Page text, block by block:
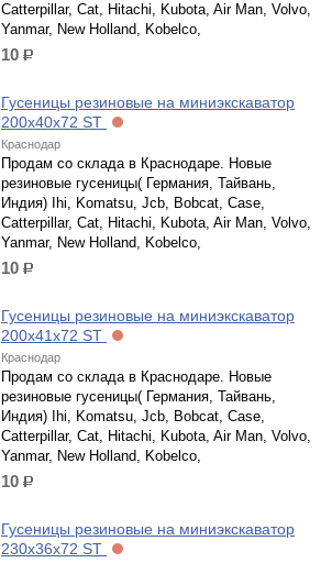
Catterpillar, Cat, Hitachi, Kubota, Air Man, Volvo,
Yanmar, New Holland, Kobelco,
10 р.
Гусеницы резиновые на миниэкскаватор
200х40х72 ST
Краснодар
Продам со склада в Краснодаре. Новые
резиновые гусеницы( Германия, Тайвань,
Индия) Ihi, Komatsu, Jcb, Bobcat, Case,
Catterpillar, Cat, Hitachi, Kubota, Air Man, Volvo,
Yanmar, New Holland, Kobelco,
10 р.
Гусеницы резиновые на миниэкскаватор
200х41х72 ST
Краснодар
Продам со склада в Краснодаре. Новые
резиновые гусеницы( Германия, Тайвань,
Индия) Ihi, Komatsu, Jcb, Bobcat, Case,
Catterpillar, Cat, Hitachi, Kubota, Air Man, Volvo,
Yanmar, New Holland, Kobelco,
10 р.
Гусеницы резиновые на миниэкскаватор
230х36х72 ST